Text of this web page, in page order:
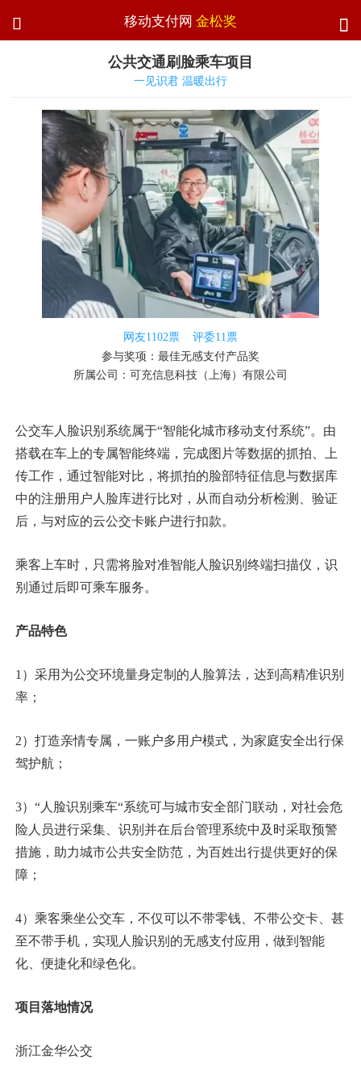
 移动支付网 金松奖 
公共交通刷脸乘车项目
一见识君 温暖出行
网友1102票 评委11票
参与奖项：最佳无感支付产品奖
所属公司： 可充信息科技（上海）有限公司
公交车人脸识别系统属于“智能化城市移动支付系统”。由
搭载在车上的专属智能终端，完成图片等数据的抓拍、上
传工作，通过智能对比，将抓拍的脸部特征信息与数据库
中的注册用户人脸库进行比对，从而自动分析检测、验证
后，与对应的云公交卡账户进行扣款。
乘客上车时，只需将脸对准智能人脸识别终端扫描仪，识
别通过后即可乘车服务。
产品特色
1）采用为公交环境量身定制的人脸算法，达到高精准识别
率；
2）打造亲情专属，一账户多用户模式，为家庭安全出行保
驾护航；
3）“人脸识别乘车“系统可与城市安全部门联动，对社会危
险人员进行采集、识别并在后台管理系统中及时采取预警
措施，助力城市公共安全防范，为百姓出行提供更好的保
障；
4）乘客乘坐公交车，不仅可以不带零钱、不带公交卡、甚
至不带手机，实现人脸识别的无感支付应用，做到智能
化、便捷化和绿色化。
项目落地情况
浙江金华公交